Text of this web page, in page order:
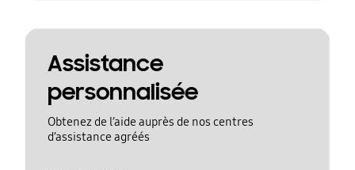
Assistance
personnalisée
Obtenez de l’aide auprès de nos centres
d’assistance agréés